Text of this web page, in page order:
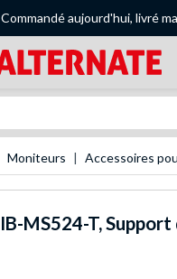
Commandé aujourd'hui, livré
Moniteurs Accessoires
IB-MS524-T, Support